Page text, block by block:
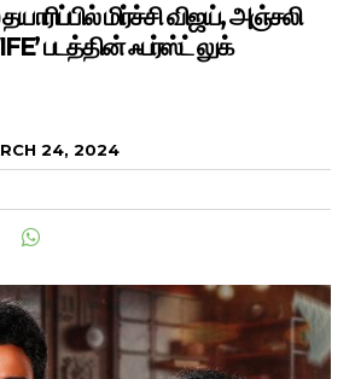
மிர்ச்சி விஜய், அஞ்சலி
படத்தின் ஃபர்ஸ்ட் லுக்
24, 2024